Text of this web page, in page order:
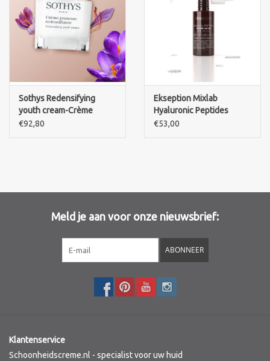
PCA SKINCARE
Ekseption Skincare
Blog
Merken
Sothys Redensifying
youth cream-Crème
Jeunesse Redensifiante
€92,80
Ekseption Mixlab
Hyaluronic Peptides
Serum 75 ml
€53,00
Meld je aan voor onze nieuwsbrief:
ABONNEER
Klantenservice
Schoonheidscreme.nl - specialist voor uw huid